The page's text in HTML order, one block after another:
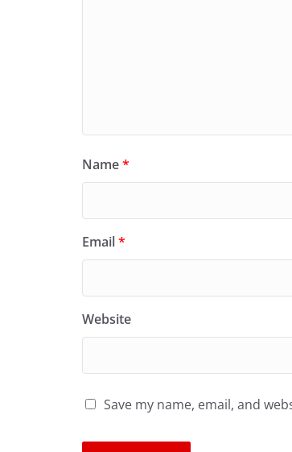
Name*
Email*
Website
Save my name, email, and